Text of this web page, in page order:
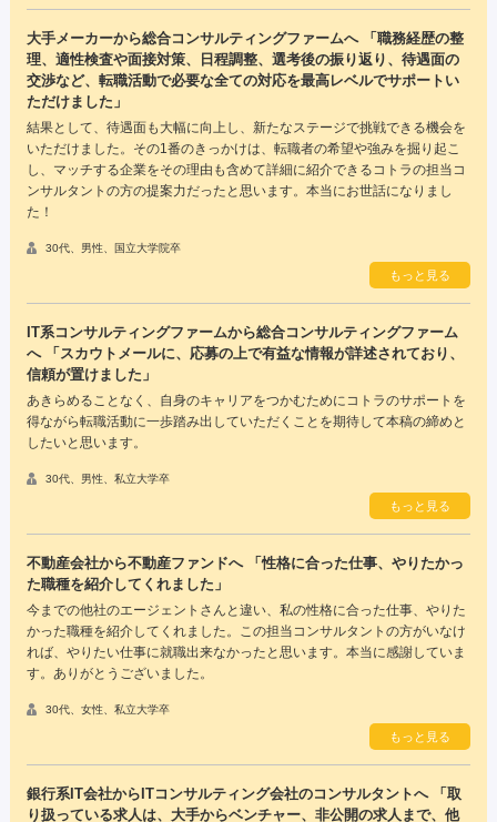
大手メーカーから総合コンサルティングファームへ 「職務経歴の整
理、適性検査や面接対策、日程調整、選考後の振り返り、待遇面の
交渉など、転職活動で必要な全ての対応を最高レベルでサポートい
ただけました」
結果として、待遇面も大幅に向上し、新たなステージで挑戦できる機会を
いただけました。その1番のきっかけは、転職者の希望や強みを掘り起こ
し、マッチする企業をその理由も含めて詳細に紹介できるコトラの担当コ
ンサルタントの方の提案力だったと思います。本当にお世話になりまし
た！
30代、男性、国立大学院卒
もっと見る
IT系コンサルティングファームから総合コンサルティングファーム
へ 「スカウトメールに、応募の上で有益な情報が詳述されており、
信頼が置けました」
あきらめることなく、自身のキャリアをつかむためにコトラのサポートを
得ながら転職活動に一歩踏み出していただくことを期待して本稿の締めと
したいと思います。
30代、男性、私立大学卒
もっと見る
不動産会社から不動産ファンドへ 「性格に合った仕事、やりたかっ
た職種を紹介してくれました」
今までの他社のエージェントさんと違い、私の性格に合った仕事、やりた
かった職種を紹介してくれました。この担当コンサルタントの方がいなけ
れば、やりたい仕事に就職出来なかったと思います。本当に感謝していま
す。ありがとうございました。
30代、女性、私立大学卒
もっと見る
銀行系IT会社からITコンサルティング会社のコンサルタントへ 「取
り扱っている求人は、大手からベンチャー、非公開の求人まで、他